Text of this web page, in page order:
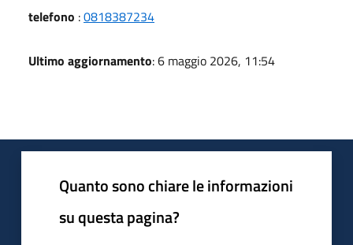
telefono :0818387234
Ultimo aggiornamento: 6 maggio 2026, 11:54
Quanto sono chiare le informazioni
su questa pagina?